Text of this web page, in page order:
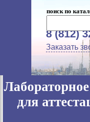
поиск по
8 (812)
Заказать
для